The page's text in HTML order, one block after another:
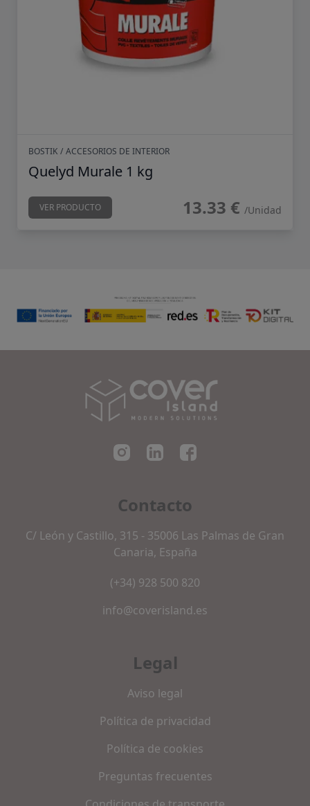
BOSTIK / ACCESORIOS DE INTERIOR
Quelyd Murale 1 kg
VER PRODUCTO 13.33 € /Unidad
Contacto
C/ León y Castillo, 315 - 35006 Las Palmas de Gran
Canaria, España
(+34) 928 500 820
info@coverisland.es
Legal
Aviso legal
Política de privacidad
Política de cookies
Preguntas frecuentes